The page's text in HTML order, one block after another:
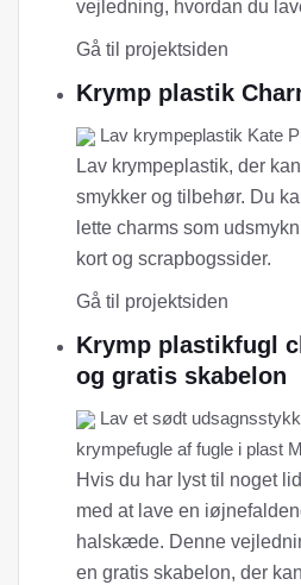
vejledning, hvordan du
Gå til projektsiden
Krymp plastik
Lav krympeplastik Kate
Lav krympeplastik, der
smykker og tilbehør. Du
lette charms som
kort og scrapbogssider.
Gå til projektsiden
Krymp plastikfugl
og gratis skabelon
Lav et sødt
krympefugle af fugle i plast
Hvis du har lyst til noget
med at lave en
halskæde. Denne
en gratis skabelon, der